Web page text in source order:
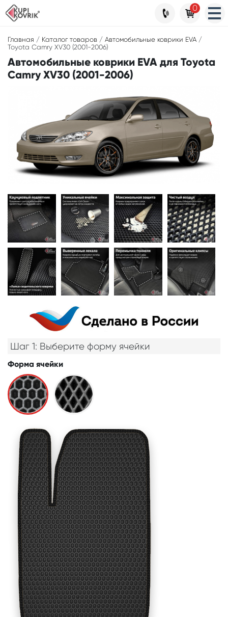
Главная / Каталог товаров / Автомобильные коврики EVA /
Toyota Camry XV30 (2001-2006)
Автомобильные коврики EVA для Toyota
Camry XV30 (2001-2006)
Шаг 1: Выберите форму ячейки
Форма ячейки
0